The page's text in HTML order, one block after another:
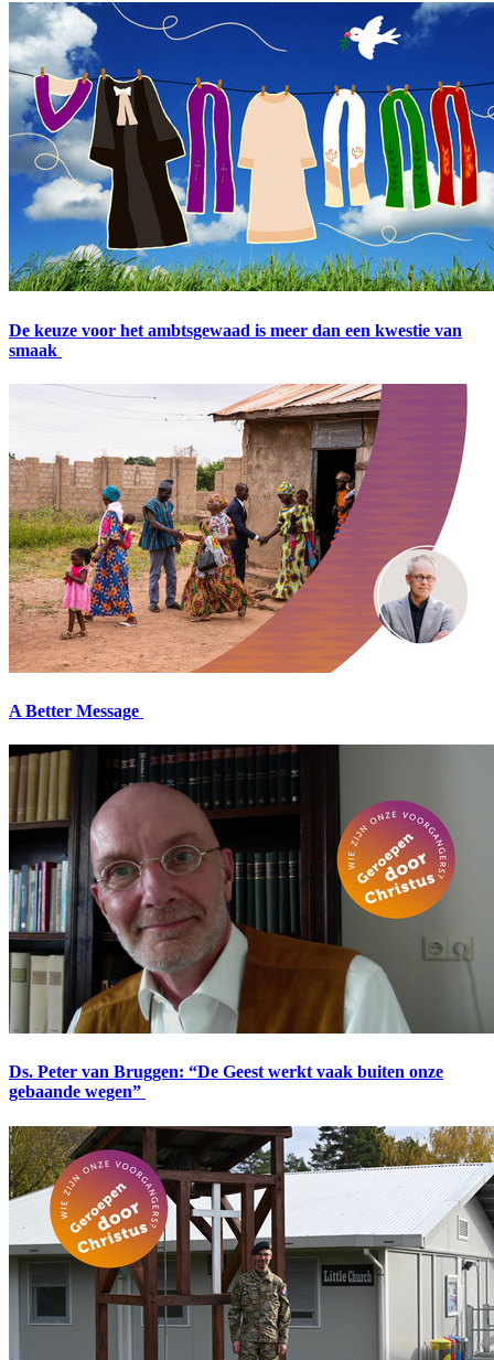
De keuze voor het ambtsgewaad is meer dan een kwestie van
smaak
A Better Message
Ds. Peter van Bruggen: “De Geest werkt vaak buiten onze
gebaande wegen”